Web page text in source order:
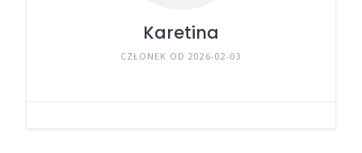
Karetina
CZŁONEK OD 2026-02-03